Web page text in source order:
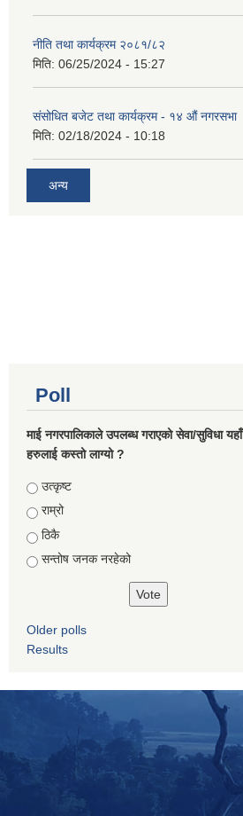
नीति तथा कार्यक्रम २०८१/८२
मिति: 06/25/2024 - 15:27
संसोधित बजेट तथा कार्यक्रम - १४ औं नगरसभा
मिति: 02/18/2024 - 10:18
अन्य
Poll
माई नगरपालिकाले उपलब्ध गराएको सेवा/सुविधा यहाँ
हरुलाई कस्तो लाग्यो ?
Choices
उत्कृष्ट
राम्रो
ठिकै
सन्तोष जनक नरहेको
Older polls
Results